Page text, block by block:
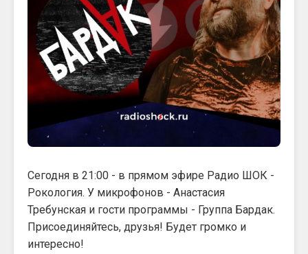
Сегодня в 21:00 - в прямом эфире Радио ШОК -
Рокология. У микрофонов - Анастасия
Требунская и гости программы - Группа Бардак.
Присоединяйтесь, друзья! Будет громко и
интересно!